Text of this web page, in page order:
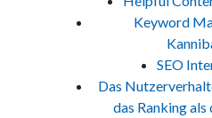
Keyword
SEO
Das
das Ranking